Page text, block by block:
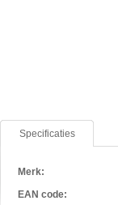
Specificaties
Merk:
EAN code: